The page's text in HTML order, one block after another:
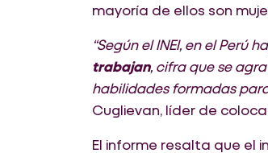
mayoría de ellos son
“Según el INEI, en el Perú
trabajan, cifra que se
habilidades formadas
Cuglievan, líder de
El informe resalta que el